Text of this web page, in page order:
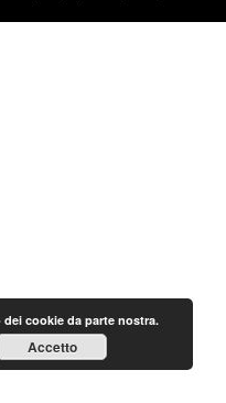
cookie da parte nostra.
Accetto